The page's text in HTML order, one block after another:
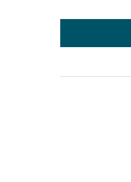
itselleen vaan